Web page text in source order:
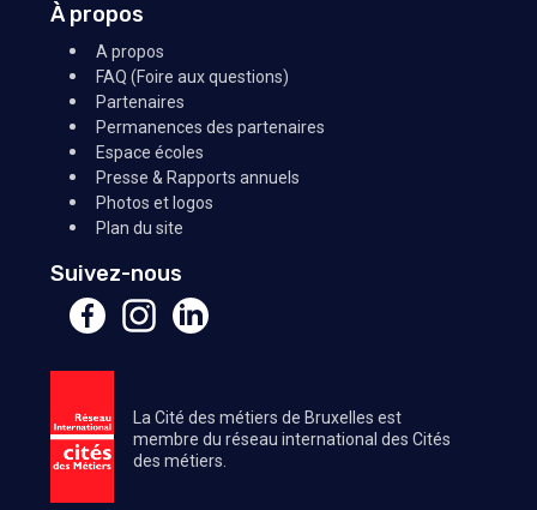
À propos
A propos
FAQ (Foire aux questions)
Partenaires
Permanences des partenaires
Espace écoles
Presse & Rapports annuels
Photos et logos
Plan du site
Suivez-nous
La Cité des métiers de Bruxelles est
membre du réseau international des Cités
des métiers.